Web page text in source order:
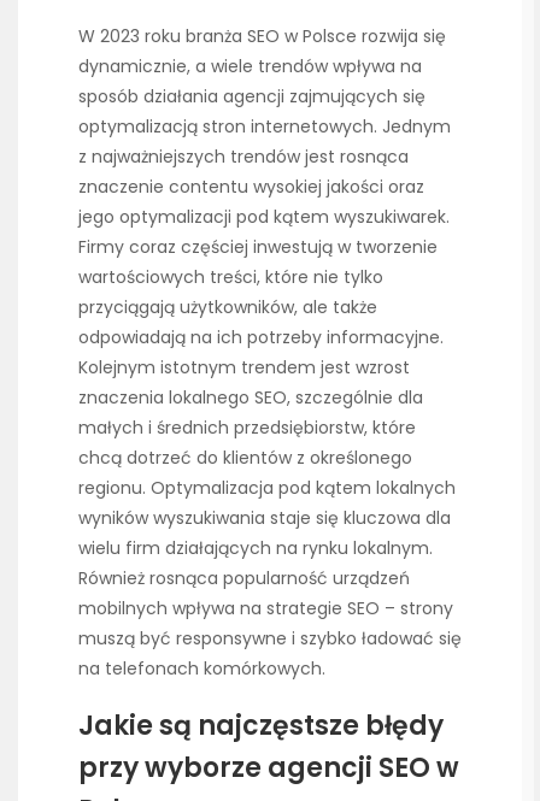
W 2023 roku branża SEO w Polsce rozwija się
dynamicznie, a wiele trendów wpływa na
sposób działania agencji zajmujących się
optymalizacją stron internetowych. Jednym
z najważniejszych trendów jest rosnąca
znaczenie contentu wysokiej jakości oraz
jego optymalizacji pod kątem wyszukiwarek.
Firmy coraz częściej inwestują w tworzenie
wartościowych treści, które nie tylko
przyciągają użytkowników, ale także
odpowiadają na ich potrzeby informacyjne.
Kolejnym istotnym trendem jest wzrost
znaczenia lokalnego SEO, szczególnie dla
małych i średnich przedsiębiorstw, które
chcą dotrzeć do klientów z określonego
regionu. Optymalizacja pod kątem lokalnych
wyników wyszukiwania staje się kluczowa dla
wielu firm działających na rynku lokalnym.
Również rosnąca popularność urządzeń
mobilnych wpływa na strategie SEO – strony
muszą być responsywne i szybko ładować się
na telefonach komórkowych.
Jakie są najczęstsze błędy
przy wyborze agencji SEO w